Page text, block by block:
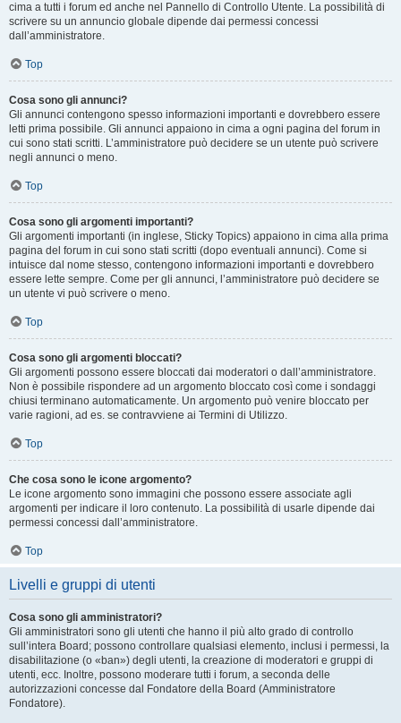
cima a tutti i forum ed anche nel Pannello di Controllo Utente. La possibilità di
scrivere su un annuncio globale dipende dai permessi concessi
dall’amministratore.
Top
Cosa sono gli annunci?
Gli annunci contengono spesso informazioni importanti e dovrebbero essere
letti prima possibile. Gli annunci appaiono in cima a ogni pagina del forum in
cui sono stati scritti. L’amministratore può decidere se un utente può scrivere
negli annunci o meno.
Top
Cosa sono gli argomenti importanti?
Gli argomenti importanti (in inglese, Sticky Topics) appaiono in cima alla prima
pagina del forum in cui sono stati scritti (dopo eventuali annunci). Come si
intuisce dal nome stesso, contengono informazioni importanti e dovrebbero
essere lette sempre. Come per gli annunci, l’amministratore può decidere se
un utente vi può scrivere o meno.
Top
Cosa sono gli argomenti bloccati?
Gli argomenti possono essere bloccati dai moderatori o dall’amministratore.
Non è possibile rispondere ad un argomento bloccato così come i sondaggi
chiusi terminano automaticamente. Un argomento può venire bloccato per
varie ragioni, ad es. se contravviene ai Termini di Utilizzo.
Top
Che cosa sono le icone argomento?
Le icone argomento sono immagini che possono essere associate agli
argomenti per indicare il loro contenuto. La possibilità di usarle dipende dai
permessi concessi dall’amministratore.
Top
Livelli e gruppi di utenti
Cosa sono gli amministratori?
Gli amministratori sono gli utenti che hanno il più alto grado di controllo
sull’intera Board; possono controllare qualsiasi elemento, inclusi i permessi, la
disabilitazione (o «ban») degli utenti, la creazione di moderatori e gruppi di
utenti, ecc. Inoltre, possono moderare tutti i forum, a seconda delle
autorizzazioni concesse dal Fondatore della Board (Amministratore
Fondatore).